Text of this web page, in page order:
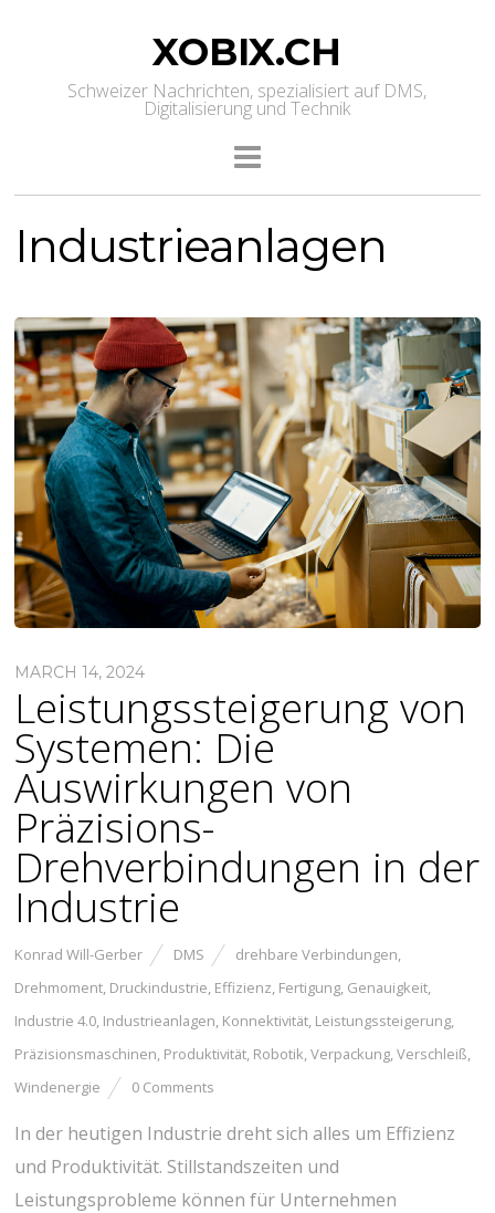
XOBIX.CH
Schweizer Nachrichten, spezialisiert auf DMS,
Digitalisierung und Technik
Industrieanlagen
MARCH 14, 2024
Leistungssteigerung von
Systemen: Die
Auswirkungen von
Präzisions-
Drehverbindungen in der
Industrie
Konrad Will-Gerber DMS drehbare Verbindungen,
Drehmoment, Druckindustrie, Effizienz, Fertigung, Genauigkeit,
Industrie 4.0, Industrieanlagen, Konnektivität, Leistungssteigerung,
Präzisionsmaschinen, Produktivität, Robotik,Verpackung,Verschleiß,
Windenergie
0 Comments
In der heutigen Industrie dreht sich alles um Effizienz
und Produktivität. Stillstandszeiten und
Leistungsprobleme können für Unternehmen